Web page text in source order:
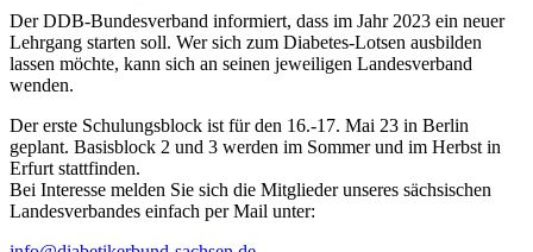
Der DDB-Bundesverband informiert, dass im Jahr 2023 ein neuer
Lehrgang starten soll. Wer sich zum Diabetes-Lotsen ausbilden
lassen möchte, kann sich an seinen jeweiligen Landesverband
wenden.
Der erste Schulungsblock ist für den 16.-17. Mai 23 in Berlin
geplant. Basisblock 2 und 3 werden im Sommer und im Herbst in
Erfurt stattfinden.
Bei Interesse melden Sie sich die Mitglieder unseres sächsischen
Landesverbandes einfach per Mail unter: